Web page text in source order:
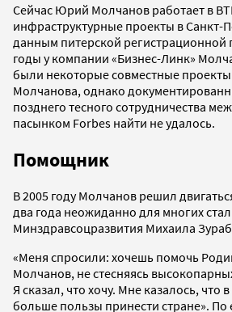
Сейчас Юрий Молчанов работает в
инфраструктурные проекты в Санкт-
данным питерской регистрационной
годы у компании «Бизнес-Линк»
были некоторые совместные
Молчанова, однако
позднего тесного сотрудничества
пасынком Forbes найти не удалось.
Помощник
В 2005 году Молчанов решил
два года неожиданно для многих
Минздравсоцразвития Михаила
«Меня спросили: хочешь помочь
Молчанов, не стесняясь
Я сказал, что хочу. Мне казалось, что
больше пользы принести стране». По